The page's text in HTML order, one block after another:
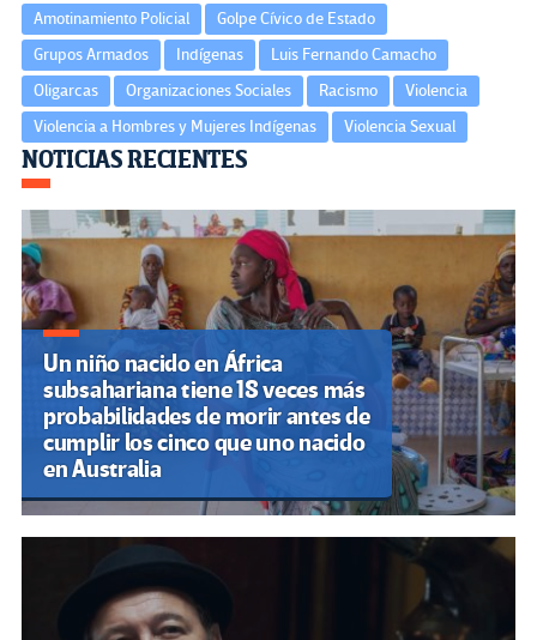
Amotinamiento Policial
Golpe Cívico de Estado
Grupos Armados
Indígenas
Luis Fernando Camacho
Oligarcas
Organizaciones Sociales Racismo
Violencia
Violencia a Hombres y Mujeres Indígenas
Violencia Sexual
Navegación
de
entradas
NOTICIAS RECIENTES
Un niño nacido en África
subsahariana tiene 18 veces más
probabilidades de morir antes de
cumplir los cinco que uno nacido
en Australia